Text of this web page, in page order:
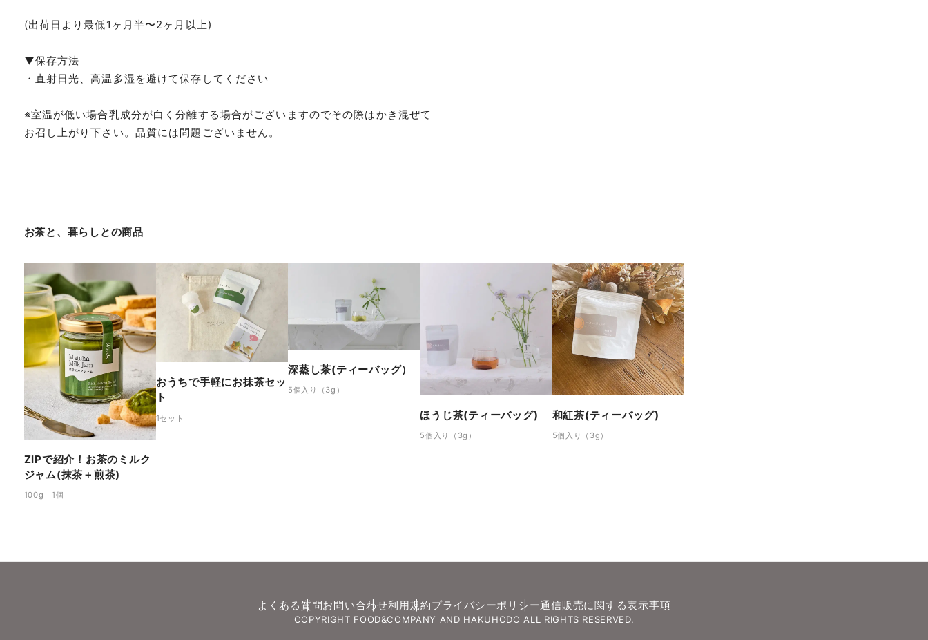
(出荷日より最低1ヶ月半〜2ヶ月以上)
▼保存方法
・直射日光、高温多湿を避けて保存してください
※室温が低い場合乳成分が白く分離する場合がございますのでその際はかき混ぜて
お召し上がり下さい。品質には問題ございません。
お茶と、暮らしとの商品
ZIPで紹介！お茶のミルク
ジャム(抹茶＋煎茶)
100g 1個
おうちで手軽にお抹茶セッ
ト
1セット
深蒸し茶(ティーバッグ）
5個入り（3g）
ほうじ茶(ティーバッグ)
5個入り（3g）
和紅茶(ティーバッグ)
5個入り（3g）
よくある質問お問い合わせ利用規約プライバシーポリシー通信販売に関する表示事項
COPYRIGHT FOOD&COMPANY AND HAKUHODO ALL RIGHTS RESERVED.